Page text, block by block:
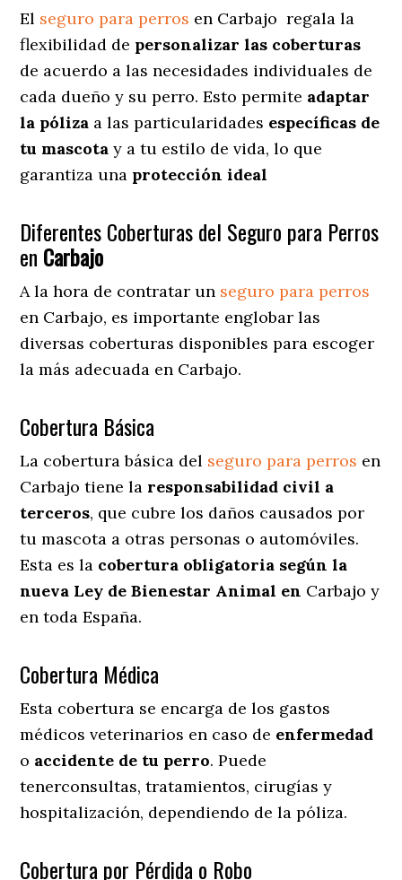
El seguro para perros en Carbajo regala la
flexibilidad de personalizar las coberturas
de acuerdo a las necesidades individuales de
cada dueño y su perro. Esto permite adaptar
la póliza a las particularidades específicas de
tu mascota y a tu estilo de vida, lo que
garantiza una protección ideal
Diferentes Coberturas del Seguro para Perros
en Carbajo
A la hora de contratar un seguro para perros
en Carbajo, es importante englobar las
diversas coberturas disponibles para escoger
la más adecuada en Carbajo.
Cobertura Básica
La cobertura básica del seguro para perros en
Carbajo tiene la responsabilidad civil a
terceros, que cubre los daños causados por
tu mascota a otras personas o automóviles.
Esta es la cobertura obligatoria según la
nueva Ley de Bienestar Animal en Carbajo y
en toda España.
Cobertura Médica
Esta cobertura se encarga de los gastos
médicos veterinarios en caso de enfermedad
o accidente de tu perro. Puede
tenerconsultas, tratamientos, cirugías y
hospitalización, dependiendo de la póliza.
Cobertura por Pérdida o Robo